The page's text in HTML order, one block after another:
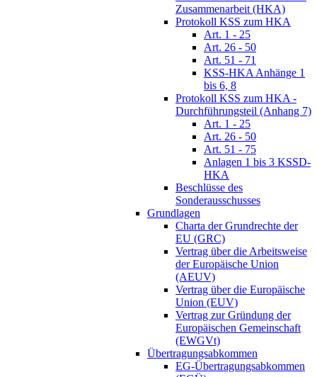
Zusammenarbeit (HKA)
Protokoll KSS zum HKA
Art. 1 - 25
Art. 26 - 50
Art. 51 - 71
KSS-HKA Anhänge 1
bis 6, 8
Protokoll KSS zum HKA -
Durchführungsteil (Anhang 7)
Art. 1 - 25
Art. 26 - 50
Art. 51 - 75
Anlagen 1 bis 3 KSSD-
HKA
Beschlüsse des
Sonderausschusses
Grundlagen
Charta der Grundrechte der
EU (GRC)
Vertrag über die Arbeitsweise
der Europäische Union
(AEUV)
Vertrag über die Europäische
Union (EUV)
Vertrag zur Gründung der
Europäischen Gemeinschaft
(EWGVt)
Übertragungsabkommen
EG-Übertragungsabkommen